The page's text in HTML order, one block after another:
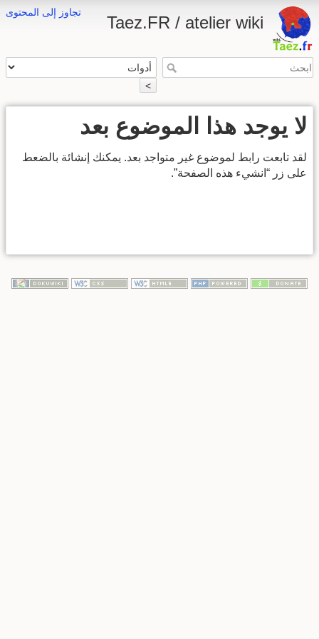
تجاوز إلى المحتوى
Taez.FR / atelier wiki
>
لا يوجد هذا الموضوع بعد
لقد تابعت رابط لموضوع غير متواجد بعد. يمكنك إنشائة بالضعط
على زر “انشيء هذه الصفحة”.